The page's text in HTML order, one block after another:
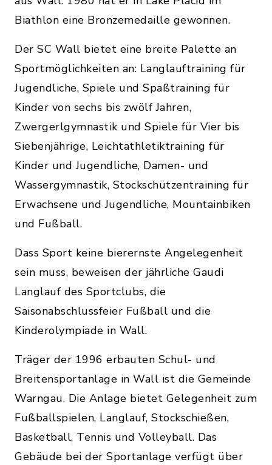
Biathlon eine Bronzemedaille gewonnen.
Der SC Wall bietet eine breite Palette an
Sportmöglichkeiten an: Langlauftraining für
Jugendliche, Spiele und Spaßtraining für
Kinder von sechs bis zwölf Jahren,
Zwergerlgymnastik und Spiele für Vier bis
Siebenjährige, Leichtathletiktraining für
Kinder und Jugendliche, Damen- und
Wassergymnastik, Stockschützentraining für
Erwachsene und Jugendliche, Mountainbiken
und Fußball.
Dass Sport keine bierernste Angelegenheit
sein muss, beweisen der jährliche Gaudi
Langlauf des Sportclubs, die
Saisonabschlussfeier Fußball und die
Kinderolympiade in Wall.
Träger der 1996 erbauten Schul- und
Breitensportanlage in Wall ist die Gemeinde
Warngau. Die Anlage bietet Gelegenheit zum
Fußballspielen, Langlauf, Stockschießen,
Basketball, Tennis und Volleyball. Das
Gebäude bei der Sportanlage verfügt über